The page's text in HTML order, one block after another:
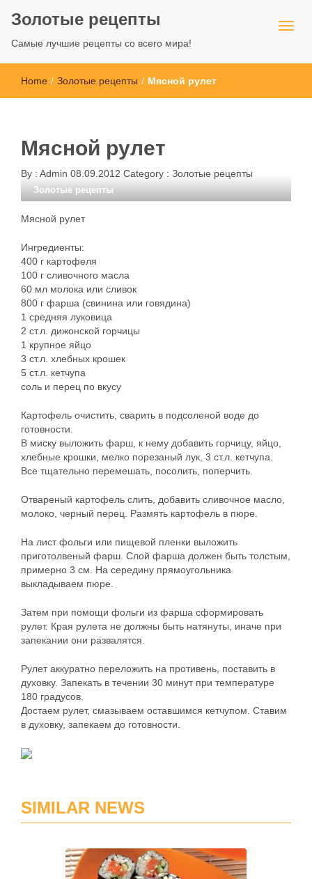
Золотые рецепты
Самые лучшие рецепты со всего мира!
Home / Золотые рецепты / Мясной рулет
Мясной рулет
By : Admin 08.09.2012 Category : Золотые рецепты
Золотые рецепты
Мясной рулет
Ингредиенты:
400 г картофеля
100 г сливочного масла
60 мл молока или сливок
800 г фарша (свинина или говядина)
1 средняя луковица
2 ст.л. дижонской горчицы
1 крупное яйцо
3 ст.л. хлебных крошек
5 ст.л. кетчупа
соль и перец по вкусу
Картофель очистить, сварить в подсоленой воде до
готовности.
В миску выложить фарш, к нему добавить горчицу, яйцо,
хлебные крошки, мелко порезаный лук, 3 ст.л. кетчупа.
Все тщательно перемешать, посолить, поперчить.
Отвареный картофель слить, добавить сливочное масло,
молоко, черный перец. Размять картофель в пюре.
На лист фольги или пищевой пленки выложить
приготолвеный фарш. Слой фарша должен быть толстым,
примерно 3 см. На середину прямоугольника
выкладываем пюре.
Затем при помощи фольги из фарша сформировать
рулет. Края рулета не должны быть натянуты, иначе при
запекании они развалятся.
Рулет аккуратно переложить на противень, поставить в
духовку. Запекать в течении 30 минут при температуре
180 градусов.
Достаем рулет, смазываем оставшимся кетчупом. Ставим
в духовку, запекаем до готовности.
SIMILAR NEWS